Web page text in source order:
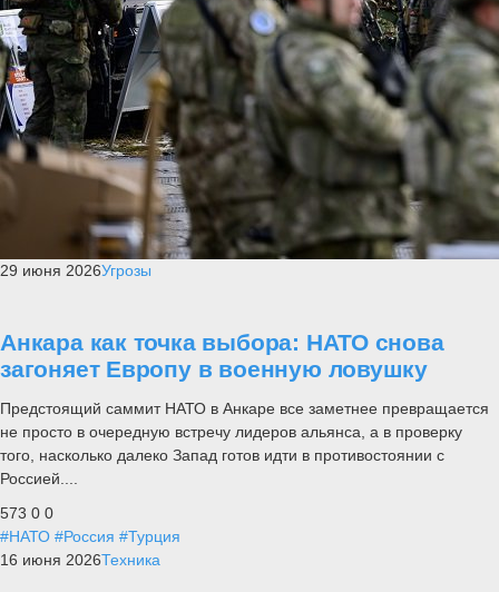
29 июня 2026Угрозы
Анкара как точка выбора: НАТО снова
загоняет Европу в военную ловушку
Предстоящий саммит НАТО в Анкаре все заметнее превращается
не просто в очередную встречу лидеров альянса, а в проверку
того, насколько далеко Запад готов идти в противостоянии с
Россией....
573 0 0
#НАТО #Россия #Турция
16 июня 2026Техника